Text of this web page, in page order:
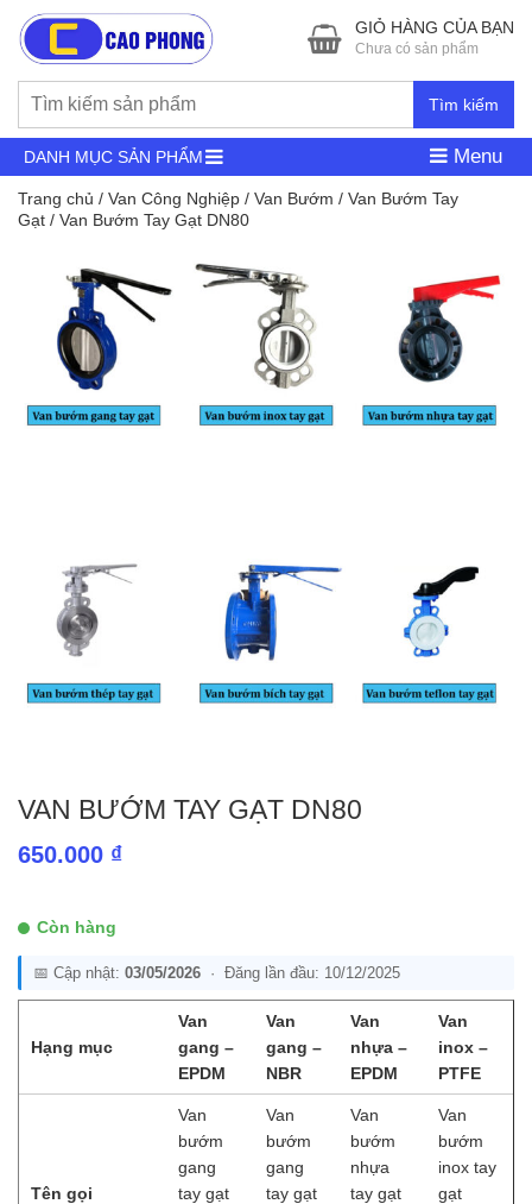
Tìm kiếm
GIỎ HÀNG CỦA BẠN
Chưa có sản phẩm
DANH MỤC SẢN PHẨM Menu
Trang chủ / Van Công Nghiệp / Van Bướm / Van Bướm Tay
Gạt / Van Bướm Tay Gạt DN80
VAN BƯỚM TAY GẠT DN80
650.000 ₫
Còn hàng
📅 Cập nhật: 03/05/2026 · Đăng lần đầu: 10/12/2025
Hạng mục
Van
gang –
EPDM
Van
gang –
NBR
Van
nhựa –
EPDM
Van
inox –
PTFE
Tên gọi
Van
bướm
gang
tay gạt
Van
bướm
gang
tay gạt
Van
bướm
nhựa
tay gạt
Van
bướm
inox tay
gạt